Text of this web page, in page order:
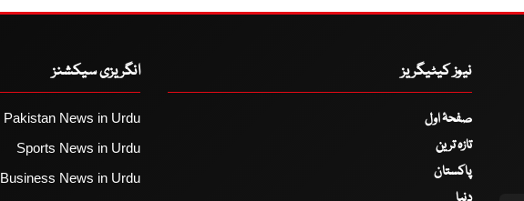
نیوز کیٹیگریز
صفحۂ اول
تازہ ترین
پاکستان
انگریزی سیکشنز
Pakistan News in Urdu
Sports News in Urdu
Business News in Urdu